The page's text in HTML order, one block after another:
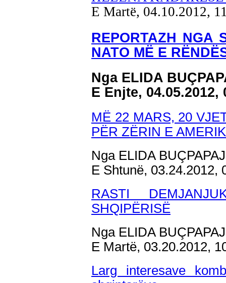
E Martë, 04.10.2012,
REPORTAZH NGA
NATO MË E
Nga ELIDA
E Enjte, 04.05.2012,
MË 22 MARS, 20
PËR ZËRIN E
Nga ELIDA BUÇPAPAJ
E Shtunë, 03.24.2012,
RASTI
SHQIPËRISË
Nga ELIDA BUÇPAPAJ
E Martë, 03.20.2012,
Larg interesave